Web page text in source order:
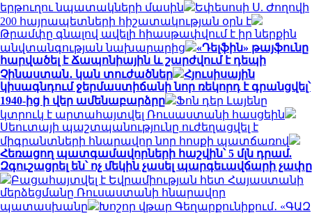
երթուղու նպատակների մասին
Եփեսոսի Ս. Ժողովի
200 հայրապետների հիշատակության օրն է
Թրամփը գնալով ավելի հիասթափվում է իր ներքին
անվտանգության նախարարից
«Դելֆին» թայֆունը
հարվածել է Ճապոնիային և շարժվում է դեպի
Չինաստան․ կան տուժածներ
Հյուսիսային
կիսագնդում ջերմաստիճանի նոր ռեկորդ է գրանցվել՝
1940-ից ի վեր ամենաբարձրը
Ֆոն դեր Լայենը
կտրուկ է արտահայտվել Ռուսաստանի հասցեին
Սեուտայի ​​պաշտպանությունը ուժեղացվել է
միգրանտների հնարավոր նոր հոսքի պատճառով
Հեռացող պատգամավորների հաշվին՝ 5 մլն դրամ.
Զգուշացրել են՝ ոչ մեկին չասել պարգեւավճարի չափը
Բացահայտվել է Եվրամիության հետ Հայաստանի
մերձեցմանը Ռուսաստանի հնարավոր
պատասխանը
Խոշոր վթար Գեղարքունիքում․ «ԳԱԶ